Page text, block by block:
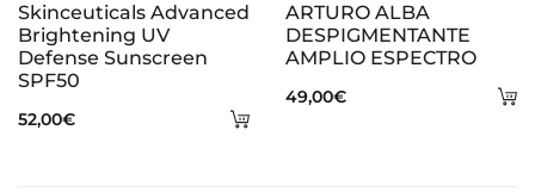
Añadir
Skinceuticals Advanced
Brightening UV
Defense Sunscreen
SPF50
52,00€
ARTURO ALBA
DESPIGMENTANTE
AMPLIO ESPECTRO
49,00€